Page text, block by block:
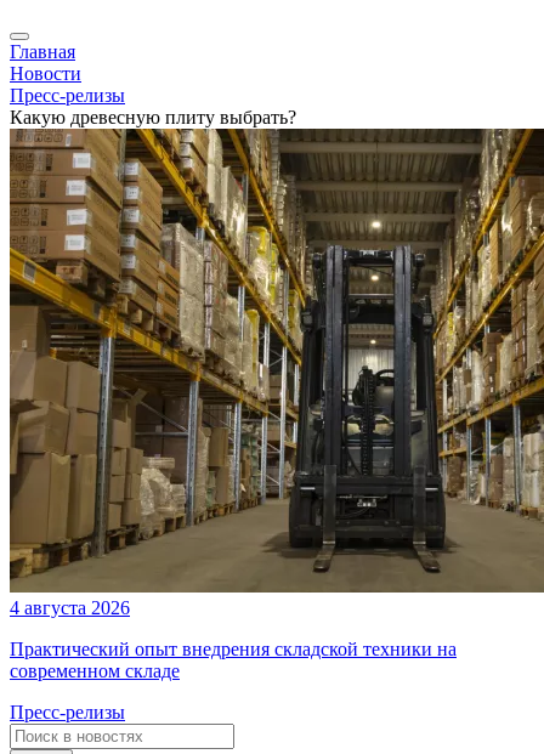
Главная
Новости
Пресс-релизы
Какую древесную плиту выбрать?
4 августа 2026
Практический опыт внедрения складской техники на
современном складе
Пресс-релизы